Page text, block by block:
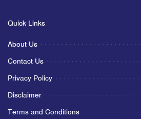
Quick Links
About Us
Contact Us
Privacy Policy
Disclaimer
Terms and Conditions